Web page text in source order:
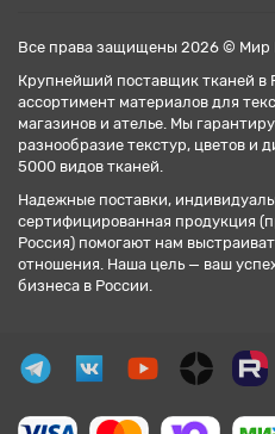
Все права защищены 2026 © Мир
Крупнейший поставщик тканей в
ассортимент материалов для
магазинов и ателье. Мы
разнообразие текстур, цветов и
5000 видов тканей.
Надежные поставки,
сертифицированная продукция
Россия) помогают нам
отношения. Наша цель — ваш
бизнеса в России.